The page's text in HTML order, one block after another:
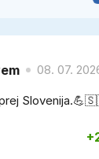
08. 07.